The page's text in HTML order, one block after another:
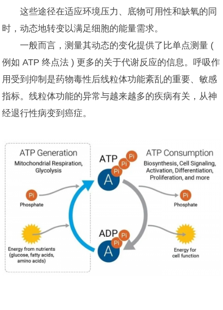
这些途径在适应环境压力、底物可用性和缺氧的同
时，动态地转变以满足细胞的能量需求。
一般而言，测量其动态的变化提供了比单点测量 (
例如 ATP 终点法 ) 更多的关于代谢反应的信息。呼吸作
用受到抑制是药物毒性后线粒体功能紊乱的重要、敏感
指标。线粒体功能的异常与越来越多的疾病有关，从神
经退行性病变到癌症。